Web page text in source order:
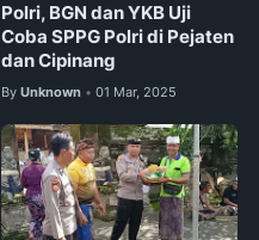
Polri, BGN dan YKB Uji
Coba SPPG Polri di Pejaten
dan Cipinang
By Unknown • 01 Mar, 2025